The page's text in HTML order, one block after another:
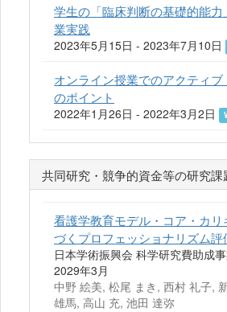
学生の「臨床判断の基礎的能
業実践
2023年5月15日 - 2023年7月10日
オンライン授業でのアクティ
のポイント
2022年1月26日 - 2022年3月2日
共同研究・競争的資金等の研究課
看護学教育モデル・コア・カリ
づくプロフェッショナリズム評
日本学術振興会 科学研究費助成
2029年3月
中野 絵美, 松尾 まき, 西村 礼子,
雄馬, 高山 充, 池田 達弥